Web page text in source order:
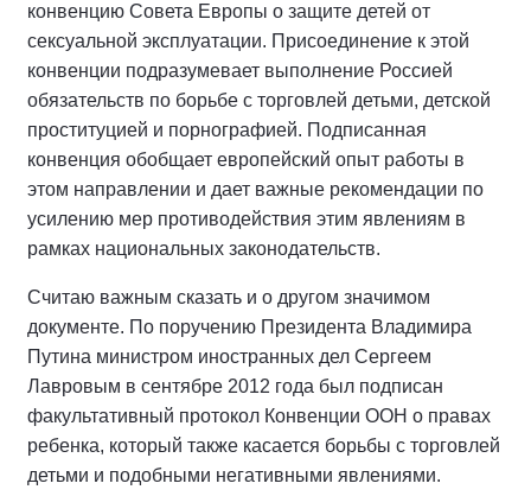
конвенцию Совета Европы о защите детей от
сексуальной эксплуатации. Присоединение к этой
конвенции подразумевает выполнение Россией
обязательств по борьбе с торговлей детьми, детской
проституцией и порнографией. Подписанная
конвенция обобщает европейский опыт работы в
этом направлении и дает важные рекомендации по
усилению мер противодействия этим явлениям в
рамках национальных законодательств.
Считаю важным сказать и о другом значимом
документе. По поручению Президента Владимира
Путина министром иностранных дел Сергеем
Лавровым в сентябре 2012 года был подписан
факультативный протокол Конвенции ООН о правах
ребенка, который также касается борьбы с торговлей
детьми и подобными негативными явлениями.